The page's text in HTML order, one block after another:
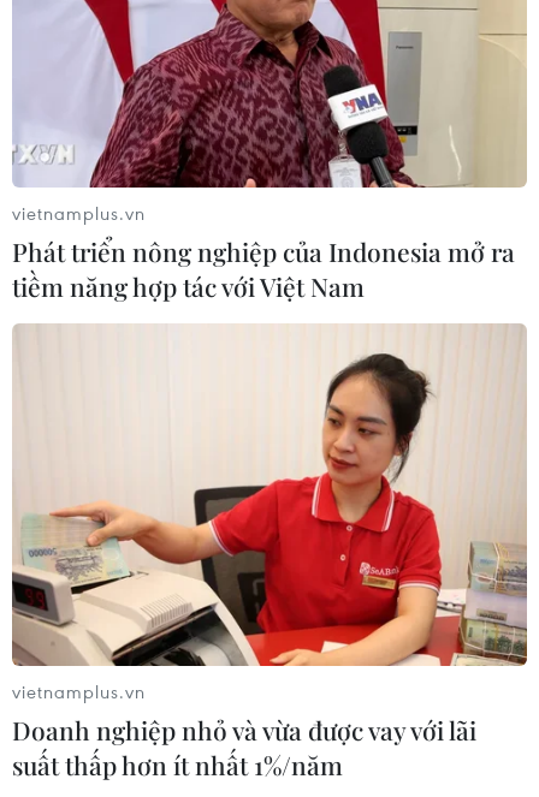
lại tại Djerba, Tunisia, nhưng mở ra triển vọng
kết nối trong đa dạng và ứng dụng kỹ thuật số,
yếu tố phát triển và đoàn kết trong không gian
Pháp ngữ vì một tương lai tốt đẹp hơn./.
(TTXVN/Vietnam+)
#Tuyên bố Djerba
#Cộng đồng Pháp ngữ
#Louise Mushikiwabo
#cấp cao Pháp ngữ Tunisia
vietnamplus.vn
Phát triển nông nghiệp của Indonesia mở ra
tiềm năng hợp tác với Việt Nam
vietnamplus.vn
Doanh nghiệp nhỏ và vừa được vay với lãi
suất thấp hơn ít nhất 1%/năm